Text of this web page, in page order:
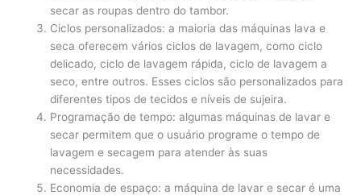
secar as roupas dentro do tambor.
Ciclos personalizados: a maioria das máquinas lava e
seca oferecem vários ciclos de lavagem, como ciclo
delicado, ciclo de lavagem rápida, ciclo de lavagem a
seco, entre outros. Esses ciclos são personalizados para
diferentes tipos de tecidos e níveis de sujeira.
Programação de tempo: algumas máquinas de lavar e
secar permitem que o usuário programe o tempo de
lavagem e secagem para atender às suas
necessidades.
Economia de espaço: a máquina de lavar e secar é uma